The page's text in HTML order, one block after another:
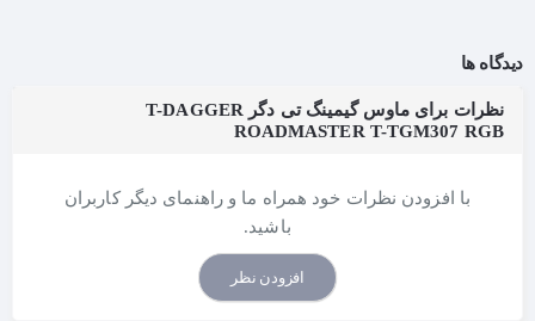
دیدگاه ها
نظرات برای ماوس گیمینگ تی دگر T-DAGGER
ROADMASTER T-TGM307 RGB
با افزودن نظرات خود همراه ما و راهنمای دیگر کاربران
باشید.
افزودن نظر